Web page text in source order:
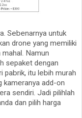
Sebenarnya untuk
drone yang memiliki
Namun
sepaket dengan
pabrik, itu lebih murah
kameranya add-on
sendiri. Jadi pilihlah
dan pilih harga